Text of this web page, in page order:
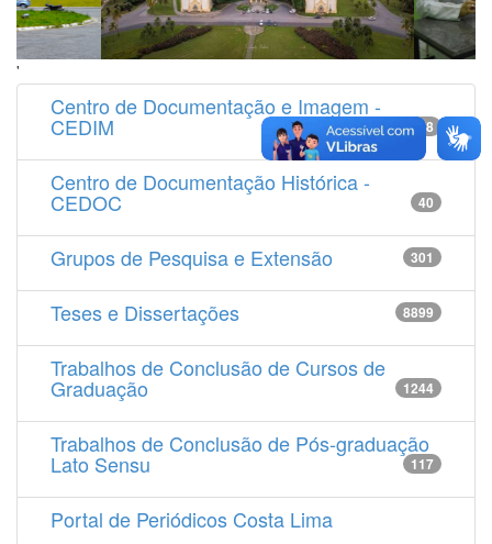
'
Centro de Documentação e Imagem -
CEDIM 14538
Centro de Documentação Histórica -
CEDOC 40
Grupos de Pesquisa e Extensão 301
Teses e Dissertações 8899
Trabalhos de Conclusão de Cursos de
Graduação 1244
Trabalhos de Conclusão de Pós-graduação
Lato Sensu 117
Portal de Periódicos Costa Lima